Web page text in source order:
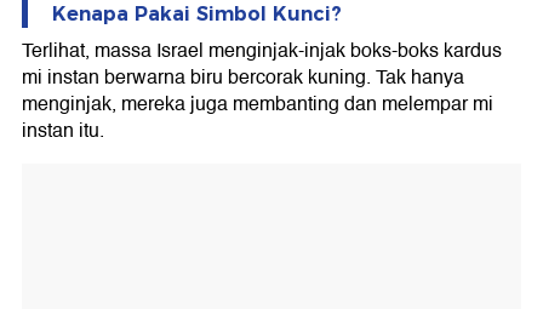
Kenapa Pakai Simbol Kunci?
Terlihat, massa Israel menginjak-injak boks-boks kardus
mi instan berwarna biru bercorak kuning. Tak hanya
menginjak, mereka juga membanting dan melempar mi
instan itu.